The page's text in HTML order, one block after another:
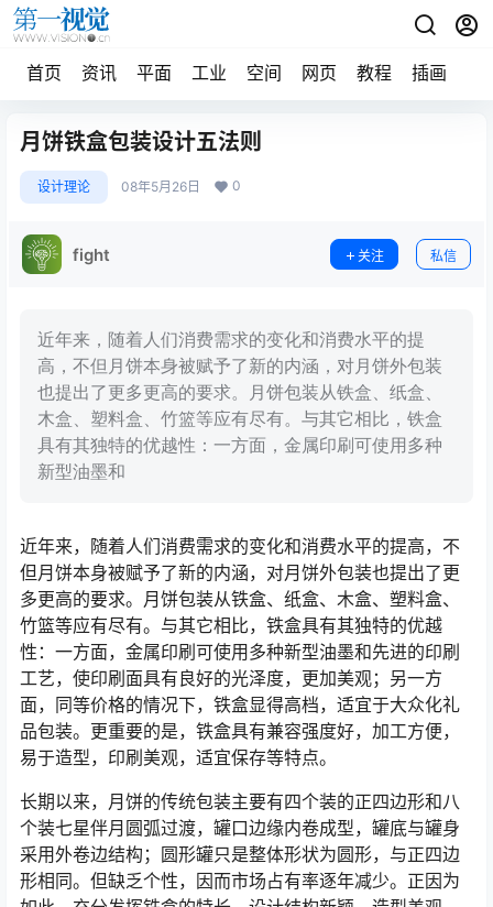
首页 资讯 平面 工业 空间 网页 教程 插画
月饼铁盒包装设计五法则
设计理论 08年5月26日 0
fight 关注 私信
近年来，随着人们消费需求的变化和消费水平的提
高，不但月饼本身被赋予了新的内涵，对月饼外包装
也提出了更多更高的要求。月饼包装从铁盒、纸盒、
木盒、塑料盒、竹篮等应有尽有。与其它相比，铁盒
具有其独特的优越性：一方面，金属印刷可使用多种
新型油墨和
近年来，随着人们消费需求的变化和消费水平的提高，不
但月饼本身被赋予了新的内涵，对月饼外包装也提出了更
多更高的要求。月饼包装从铁盒、纸盒、木盒、塑料盒、
竹篮等应有尽有。与其它相比，铁盒具有其独特的优越
性：一方面，金属印刷可使用多种新型油墨和先进的印刷
工艺，使印刷面具有良好的光泽度，更加美观；另一方
面，同等价格的情况下，铁盒显得高档，适宜于大众化礼
品包装。更重要的是，铁盒具有兼容强度好，加工方便，
易于造型，印刷美观，适宜保存等特点。
长期以来，月饼的传统包装主要有四个装的正四边形和八
个装七星伴月圆弧过渡，罐口边缘内卷成型，罐底与罐身
采用外卷边结构；圆形罐只是整体形状为圆形，与正四边
形相同。但缺乏个性，因而市场占有率逐年减少。正因为